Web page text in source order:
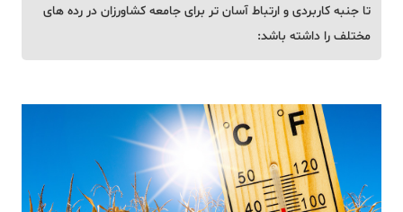
تا جنبه کاربردی و ارتباط آسان تر برای جامعه کشاورزان در رده های
مختلف را داشته باشد: